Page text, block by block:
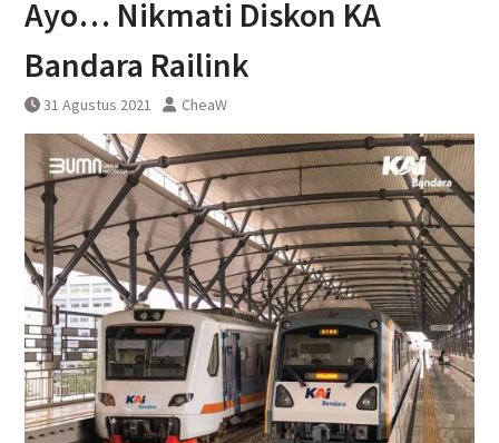
DAWONSYS
Ayo… Nikmati Diskon KA
Bandara Railink
31 Agustus 2021 CheaW